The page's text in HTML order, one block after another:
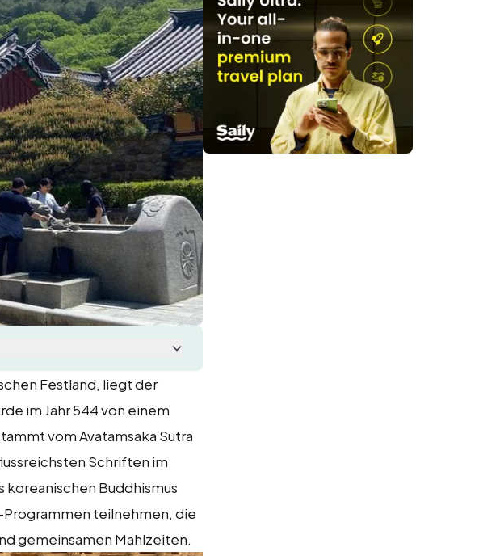
Festland, liegt der
im Jahr 544 von einem
vom Avatamsaka Sutra
Schriften im
koreanischen Buddhismus
Programmen teilnehmen, die
gemeinsamen Mahlzeiten.